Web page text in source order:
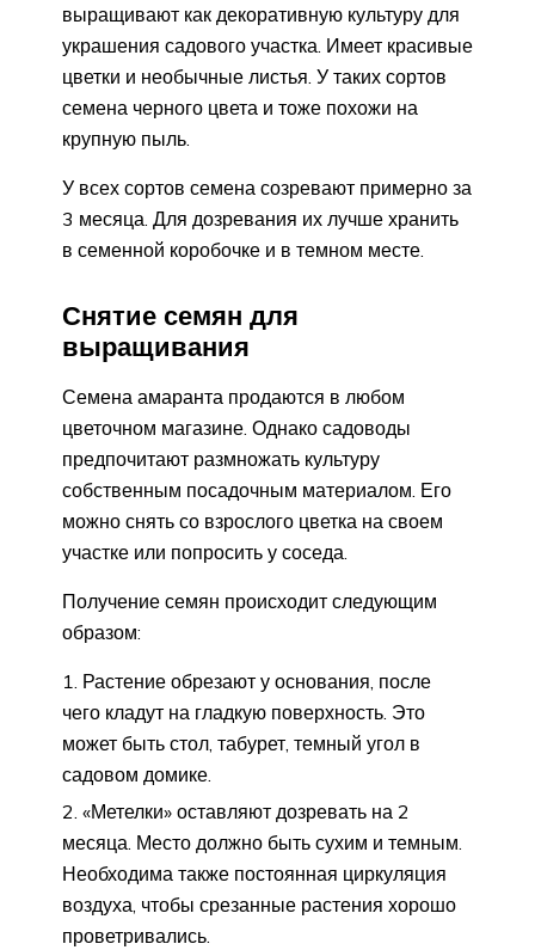
выращивают как декоративную культуру для
украшения садового участка. Имеет красивые
цветки и необычные листья. У таких сортов
семена черного цвета и тоже похожи на
крупную пыль.
У всех сортов семена созревают примерно за
3 месяца. Для дозревания их лучше хранить
в семенной коробочке и в темном месте.
Снятие семян для
выращивания
Семена амаранта продаются в любом
цветочном магазине. Однако садоводы
предпочитают размножать культуру
собственным посадочным материалом. Его
можно снять со взрослого цветка на своем
участке или попросить у соседа.
Получение семян происходит следующим
образом:
Растение обрезают у основания, после
чего кладут на гладкую поверхность. Это
может быть стол, табурет, темный угол в
садовом домике.
«Метелки» оставляют дозревать на 2
месяца. Место должно быть сухим и темным.
Необходима также постоянная циркуляция
воздуха, чтобы срезанные растения хорошо
проветривались.